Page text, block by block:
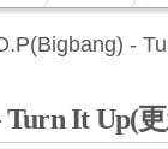
-
Turn It Up(